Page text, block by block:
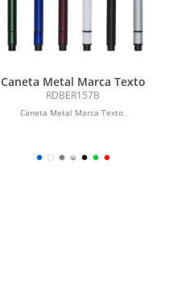
Caneta Metal Marca Texto
RDBER157B
Caneta Metal Marca Texto.